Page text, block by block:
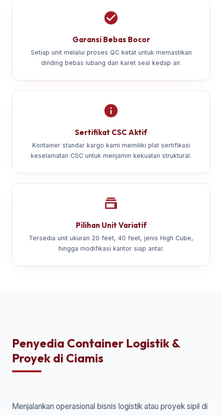
Garansi Bebas Bocor
Setiap unit melalui proses QC ketat untuk memastikan
dinding bebas lubang dan karet seal kedap air.
Sertifikat CSC Aktif
Kontainer standar kargo kami memiliki plat sertifikasi
keselamatan CSC untuk menjamin kekuatan struktural.
Pilihan Unit Variatif
Tersedia unit ukuran 20 feet, 40 feet, jenis High Cube,
hingga modifikasi kantor siap antar.
Penyedia Container Logistik &
Proyek di Ciamis
Menjalankan operasional bisnis logistik atau proyek sipil di